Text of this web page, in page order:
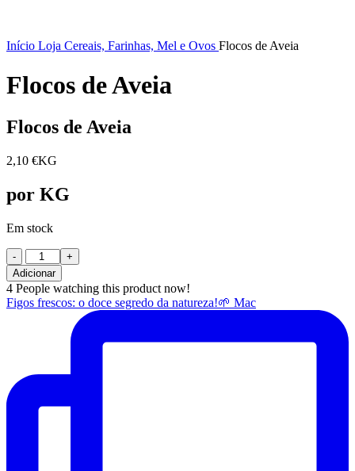
Início Loja Cereais, Farinhas, Mel e Ovos Flocos de Aveia
Flocos de Aveia
Flocos de Aveia
2,10 €KG
por KG
Em stock
Quantidade
de
Flocos
de
Aveia
Adicionar
4 People watching this product now!
Figos frescos: o doce segredo da natureza!🌱 Mac